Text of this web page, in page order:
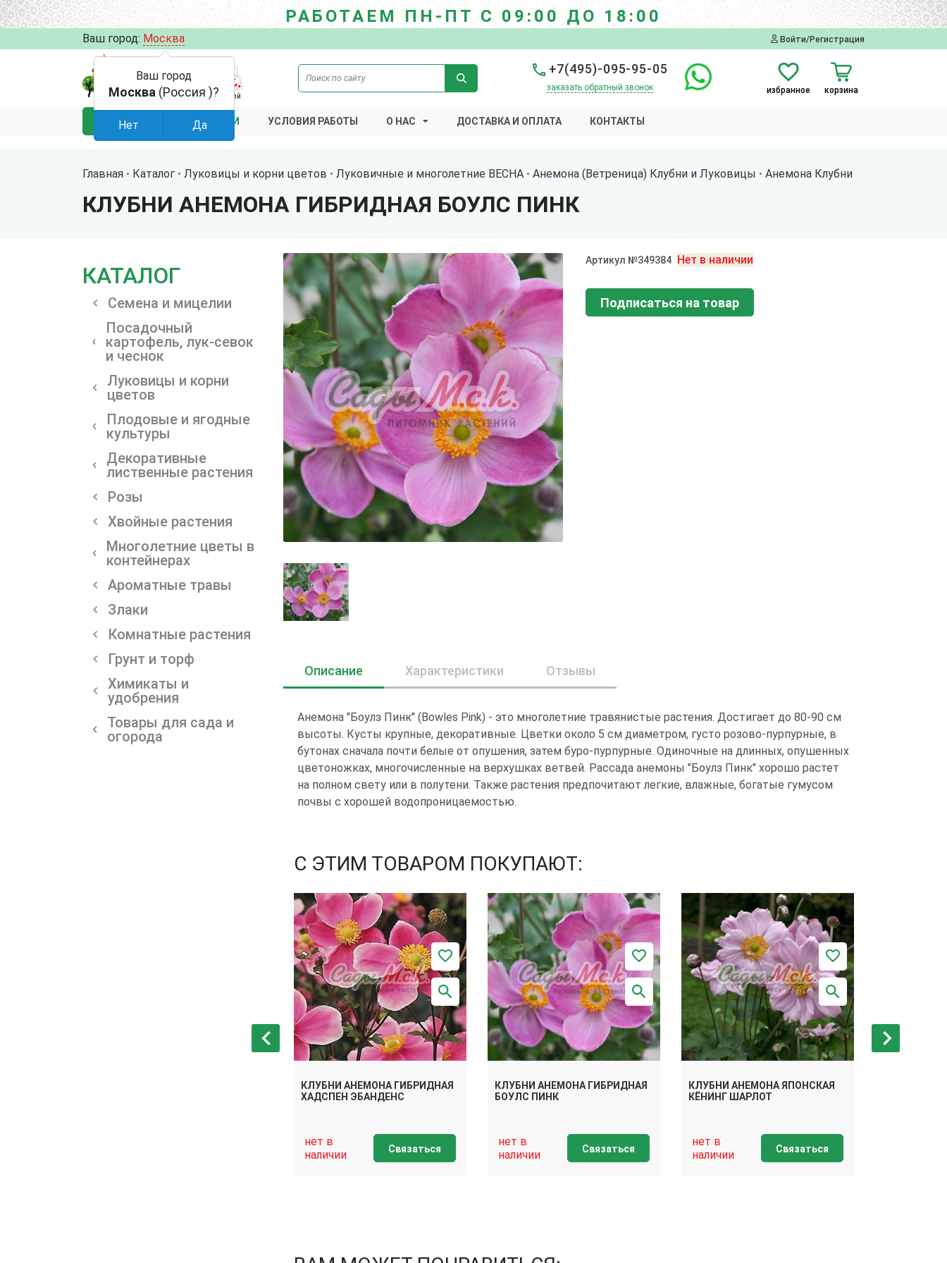
РАБОТАЕМ ПН-ПТ С 09:00 ДО 18:00
Ваш город: Москва Войти/Регистрация
+7(495)-095-95-05
заказать обратный звонок избранное корзина
КАТАЛОГ АКЦИИ УСЛОВИЯ РАБОТЫ О НАС ДОСТАВКА И ОПЛАТА КОНТАКТЫ
Главная Каталог Луковицы и корни цветов Луковичные и многолетние ВЕСНА Анемона (Ветреница) Клубни и Луковицы Анемона Клубни
КЛУБНИ АНЕМОНА ГИБРИДНАЯ БОУЛС ПИНК
КАТАЛОГ
Семена и мицелии
Посадочный
картофель, лук-севок
и чеснок
Луковицы и корни
цветов
Плодовые и ягодные
культуры
Декоративные
лиственные растения
Розы
Хвойные растения
Многолетние цветы в
контейнерах
Ароматные травы
Злаки
Комнатные растения
Грунт и торф
Химикаты и
удобрения
Товары для сада и
огорода
Артикул №349384 Нет в наличии
Подписаться на товар
Описание Характеристики Отзывы
Анемона "Боулз Пинк" (Bowles Pink) - это многолетние травянистые растения. Достигает до 80-90 см
высоты. Кусты крупные, декоративные. Цветки около 5 см диаметром, густо розово-пурпурные, в
бутонах сначала почти белые от опушения, затем буро-пурпурные. Одиночные на длинных, опушенных
цветоножках, многочисленные на верхушках ветвей. Рассада анемоны "Боулз Пинк" хорошо растет
на полном свету или в полутени. Также растения предпочитают легкие, влажные, богатые гумусом
почвы с хорошей водопроницаемостью.
С ЭТИМ ТОВАРОМ ПОКУПАЮТ:
КЛУБНИ АНЕМОНА ГИБРИДНАЯ
ХАДСПЕН ЭБАНДЕНС
нет в
наличии
Связаться
КЛУБНИ АНЕМОНА ГИБРИДНАЯ
БОУЛС ПИНК
нет в
наличии
Связаться
КЛУБНИ АНЕМОНА ЯПОНСКАЯ
КЁНИНГ ШАРЛОТ
нет в
наличии
Связаться
Ваш город
Москва (Россия )?
Нет Да